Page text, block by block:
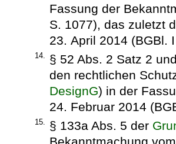
Fassung der
S. 1077), das zuletzt
23. April 2014 (BGBl.
14.
§ 52 Abs. 2 Satz 2
den rechtlichen
DesignG) in der
24. Februar 2014
15. § 133a Abs. 5 der
Bekanntmachung